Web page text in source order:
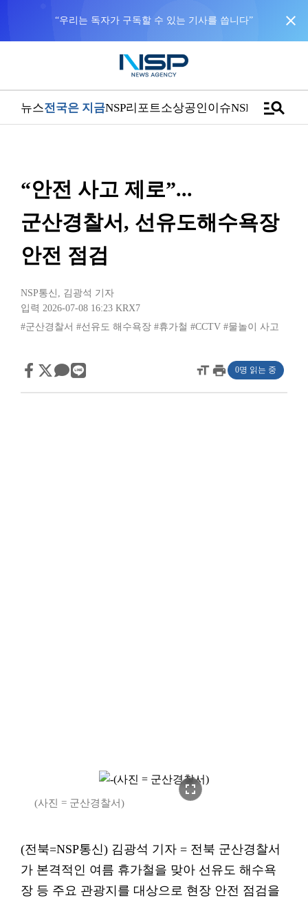
“우리는 독자가 구독할 수 있는 기사를 씁니다” close
뉴스전국은 지금NSP리포트소상공인이슈NSPTVmanage_search
“안전 사고 제로”...
군산경찰서, 선유도해수욕장
안전 점검
NSP통신 , 김광석 기자
입력 2026-07-08 16:23 KRX7
#군산경찰서 #선유도 해수욕장 #휴가철 #CCTV #물놀이 사고
format_sizeprint 0명 읽는 중
fullscreen
(사진 = 군산경찰서)
(전북=NSP통신) 김광석 기자 = 전북 군산경찰서
가 본격적인 여름 휴가철을 맞아 선유도 해수욕
장 등 주요 관광지를 대상으로 현장 안전 점검을